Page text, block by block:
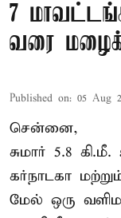
7
வரை
Published on: 05 Aug
சென்னை,
சுமார் 5.8
கர்நாடகா
மேல் ஒரு